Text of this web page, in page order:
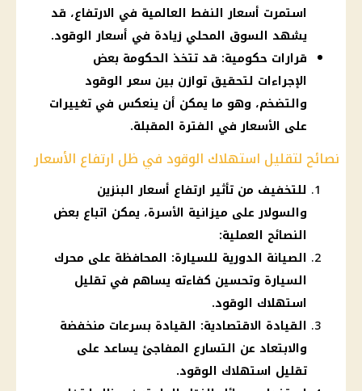
استمرت أسعار النفط العالمية في الارتفاع، قد
يشهد السوق المحلي زيادة في أسعار الوقود.
قرارات حكومية: قد تتخذ الحكومة بعض
الإجراءات لتحقيق توازن بين سعر الوقود
والتضخم، وهو ما يمكن أن ينعكس في تغييرات
على الأسعار في الفترة المقبلة.
نصائح لتقليل استهلاك الوقود في ظل ارتفاع الأسعار
للتخفيف من تأثير ارتفاع أسعار البنزين
والسولار على ميزانية الأسرة، يمكن اتباع بعض
النصائح العملية:
الصيانة الدورية للسيارة: المحافظة على محرك
السيارة وتحسين كفاءته يساهم في تقليل
استهلاك الوقود.
القيادة الاقتصادية: القيادة بسرعات منخفضة
والابتعاد عن التسارع المفاجئ يساعد على
تقليل استهلاك الوقود.